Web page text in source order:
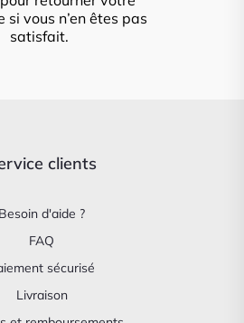
si vous n’en êtes pas
satisfait.
clients
Besoin d'aide ?
FAQ
sécurisé
Livraison